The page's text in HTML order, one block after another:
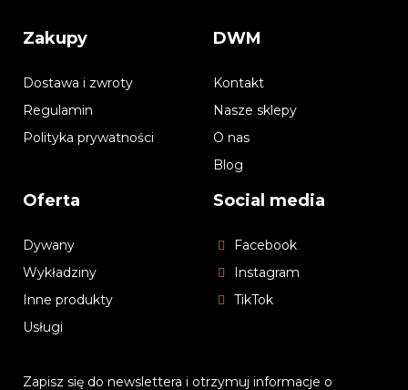
Zakupy
Dostawa i zwroty
Regulamin
Polityka prywatności
DWM
Kontakt
Nasze sklepy
O nas
Blog
Oferta
Dywany
Wykładziny
Inne produkty
Usługi
Social media
Facebook
Instagram
TikTok
Zapisz się do newslettera i otrzymuj informacje o